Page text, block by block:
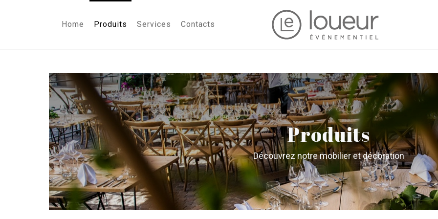
Home Produits Services Contacts
Produits
Découvrez notre mobilier et décoration